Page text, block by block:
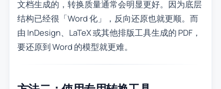
文档生成的，转换质量通常会明显更好。因为底层
结构已经很「Word 化」，反向还原也就更顺。而
由 InDesign、LaTeX 或其他排版工具生成的 PDF，
要还原到 Word 的模型就更难。